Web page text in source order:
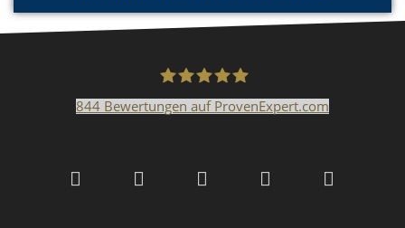
GmbH & Co.KG
844 Bewertungen auf ProvenExpert.com